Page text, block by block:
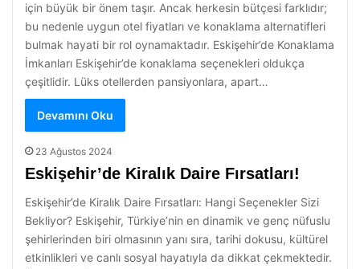
için büyük bir önem taşır. Ancak herkesin bütçesi farklıdır;
bu nedenle uygun otel fiyatları ve konaklama alternatifleri
bulmak hayati bir rol oynamaktadır. Eskişehir’de Konaklama
İmkanları Eskişehir’de konaklama seçenekleri oldukça
çeşitlidir. Lüks otellerden pansiyonlara, apart…
Devamını Oku
23 Ağustos 2024
Eskişehir’de Kiralık Daire Fırsatları!
Eskişehir’de Kiralık Daire Fırsatları: Hangi Seçenekler Sizi
Bekliyor? Eskişehir, Türkiye’nin en dinamik ve genç nüfuslu
şehirlerinden biri olmasının yanı sıra, tarihi dokusu, kültürel
etkinlikleri ve canlı sosyal hayatıyla da dikkat çekmektedir.